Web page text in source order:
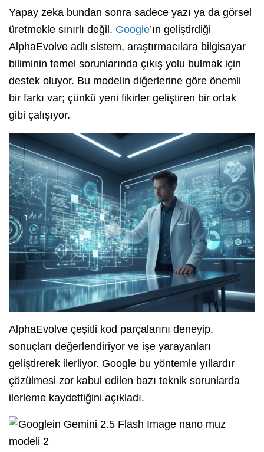
Yapay zeka bundan sonra sadece yazı ya da görsel
üretmekle sınırlı değil. Google’ın geliştirdiği
AlphaEvolve adlı sistem, araştırmacılara bilgisayar
biliminin temel sorunlarında çıkış yolu bulmak için
destek oluyor. Bu modelin diğerlerine göre önemli
bir farkı var; çünkü yeni fikirler geliştiren bir ortak
gibi çalışıyor.
AlphaEvolve çeşitli kod parçalarını deneyip,
sonuçları değerlendiriyor ve işe yarayanları
geliştirerek ilerliyor. Google bu yöntemle yıllardır
çözülmesi zor kabul edilen bazı teknik sorunlarda
ilerleme kaydettiğini açıkladı.